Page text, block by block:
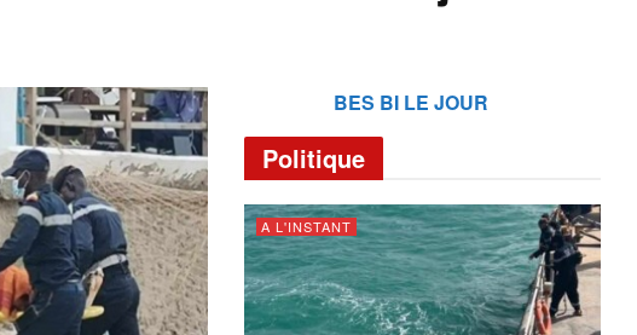
BES BI LE JOUR
Politique
A L'INSTANT